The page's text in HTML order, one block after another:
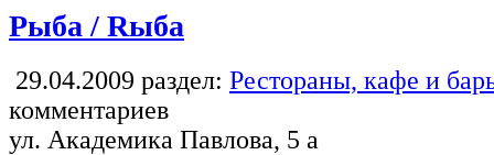
Рыба / Rыба
29.04.2009 раздел: Рестораны, кафе и
комментариев
ул. Академика Павлова, 5 а